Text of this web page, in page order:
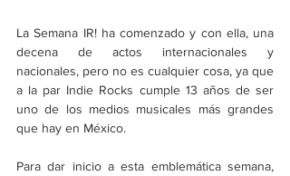
La Semana IR! ha comenzado y con ella, una
decena de actos internacionales y
nacionales, pero no es cualquier cosa, ya que
a la par Indie Rocks cumple 13 años de ser
uno de los medios musicales más grandes
que hay en México.